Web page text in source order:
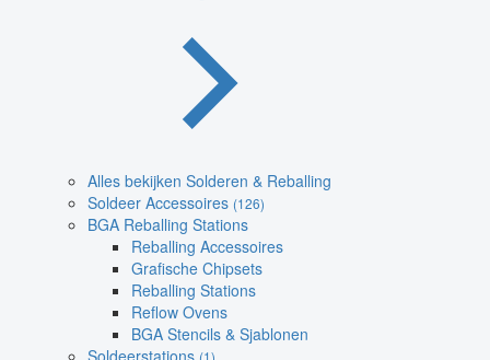
Alles bekijken Solderen & Reballing
Soldeer Accessoires (126)
BGA Reballing Stations
Reballing Accessoires
Grafische Chipsets
Reballing Stations
Reflow Ovens
BGA Stencils & Sjablonen
Soldeerstations (1)